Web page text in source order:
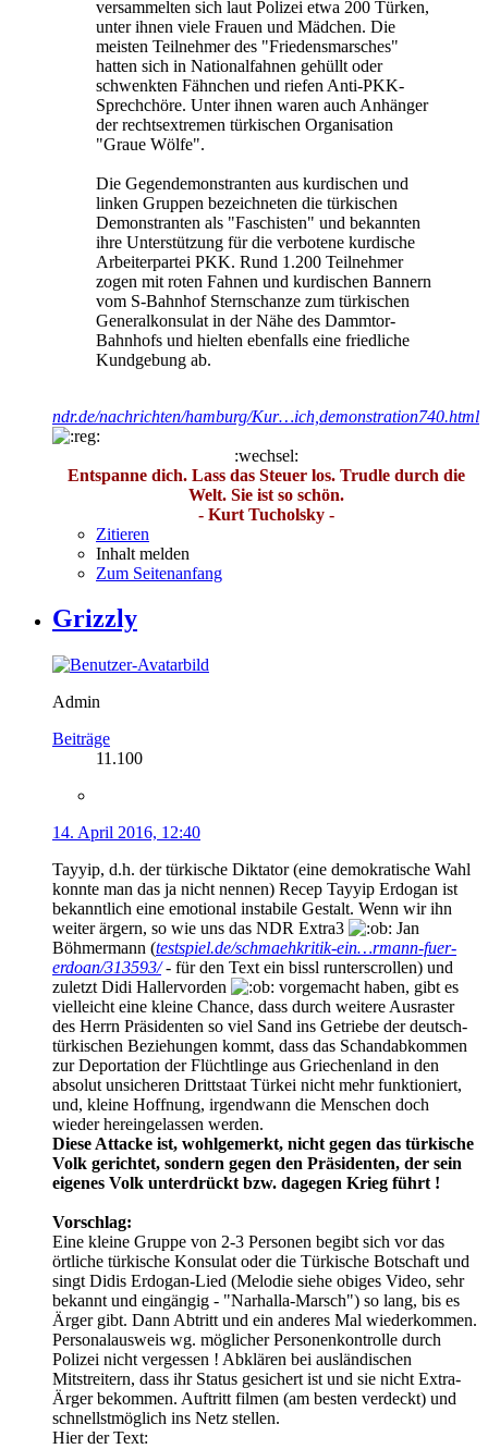
versammelten sich laut Polizei etwa 200 Türken,
unter ihnen viele Frauen und Mädchen. Die
meisten Teilnehmer des "Friedensmarsches"
hatten sich in Nationalfahnen gehüllt oder
schwenkten Fähnchen und riefen Anti-PKK-
Sprechchöre. Unter ihnen waren auch Anhänger
der rechtsextremen türkischen Organisation
"Graue Wölfe".
Die Gegendemonstranten aus kurdischen und
linken Gruppen bezeichneten die türkischen
Demonstranten als "Faschisten" und bekannten
ihre Unterstützung für die verbotene kurdische
Arbeiterpartei PKK. Rund 1.200 Teilnehmer
zogen mit roten Fahnen und kurdischen Bannern
vom S-Bahnhof Sternschanze zum türkischen
Generalkonsulat in der Nähe des Dammtor-
Bahnhofs und hielten ebenfalls eine friedliche
Kundgebung ab.
ndr.de/nachrichten/hamburg/Kur…ich,demonstration740.html
:wechsel:
Entspanne dich. Lass das Steuer los. Trudle durch die
Welt. Sie ist so schön.
- Kurt Tucholsky -
Zitieren
Inhalt melden
Zum Seitenanfang
Grizzly
Admin
Beiträge
11.100
14. April 2016, 12:40
Tayyip, d.h. der türkische Diktator (eine demokratische Wahl
konnte man das ja nicht nennen) Recep Tayyip Erdogan ist
bekanntlich eine emotional instabile Gestalt. Wenn wir ihn
weiter ärgern, so wie uns das NDR Extra3
Jan
Böhmermann (testspiel.de/schmaehkritik-ein…rmann-fuer-
erdoan/313593/- für den Text ein bissl runterscrollen) und
zuletzt Didi Hallervorden
vorgemacht haben, gibt es
vielleicht eine kleine Chance, dass durch weitere Ausraster
des Herrn Präsidenten so viel Sand ins Getriebe der deutsch-
türkischen Beziehungen kommt, dass das Schandabkommen
zur Deportation der Flüchtlinge aus Griechenland in den
absolut unsicheren Drittstaat Türkei nicht mehr funktioniert,
und, kleine Hoffnung, irgendwann die Menschen doch
wieder hereingelassen werden.
Diese Attacke ist, wohlgemerkt, nicht gegen das türkische
Volk gerichtet, sondern gegen den Präsidenten, der sein
eigenes Volk unterdrückt bzw. dagegen Krieg führt !
Vorschlag:
Eine kleine Gruppe von 2-3 Personen begibt sich vor das
örtliche türkische Konsulat oder die Türkische Botschaft und
singt Didis Erdogan-Lied (Melodie siehe obiges Video, sehr
bekannt und eingängig - "Narhalla-Marsch") so lang, bis es
Ärger gibt. Dann Abtritt und ein anderes Mal wiederkommen.
Personalausweis wg. möglicher Personenkontrolle durch
Polizei nicht vergessen ! Abklären bei ausländischen
Mitstreitern, dass ihr Status gesichert ist und sie nicht Extra-
Ärger bekommen. Auftritt filmen (am besten verdeckt) und
schnellstmöglich ins Netz stellen.
Hier der Text: